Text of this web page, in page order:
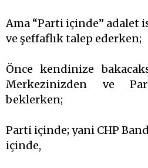
Ama “Parti içinde” adalet
ve şeffaflık talep ederken;
Önce kendinize
Merkezinizden ve
beklerken;
Parti içinde; yani CHP
içinde,